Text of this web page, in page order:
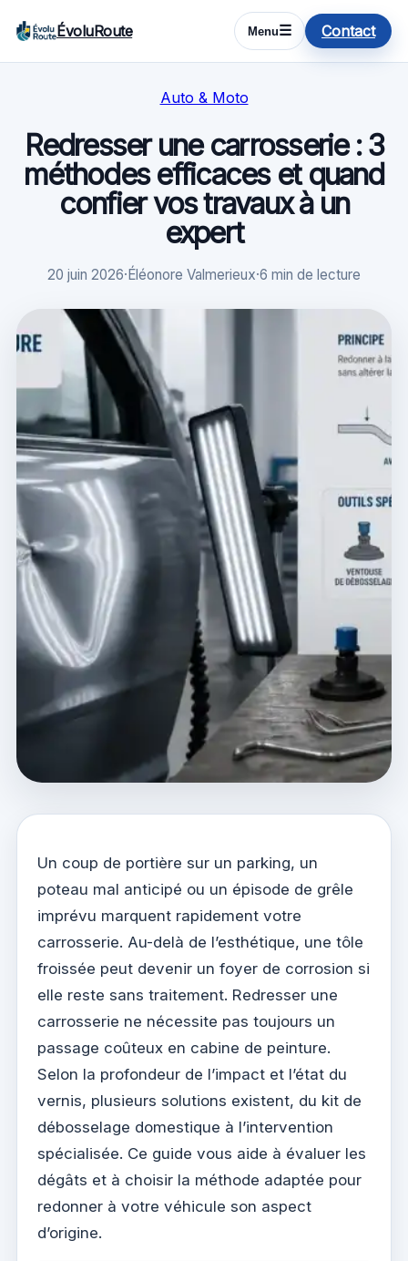
ÉvoluRoute Menu☰ Contact
Auto & Moto
Redresser une carrosserie : 3
méthodes efficaces et quand
confier vos travaux à un
expert
20 juin 2026·Éléonore Valmerieux·6 min de lecture
Un coup de portière sur un parking, un
poteau mal anticipé ou un épisode de grêle
imprévu marquent rapidement votre
carrosserie. Au-delà de l’esthétique, une tôle
froissée peut devenir un foyer de corrosion si
elle reste sans traitement. Redresser une
carrosserie ne nécessite pas toujours un
passage coûteux en cabine de peinture.
Selon la profondeur de l’impact et l’état du
vernis, plusieurs solutions existent, du kit de
débosselage domestique à l’intervention
spécialisée. Ce guide vous aide à évaluer les
dégâts et à choisir la méthode adaptée pour
redonner à votre véhicule son aspect
d’origine.